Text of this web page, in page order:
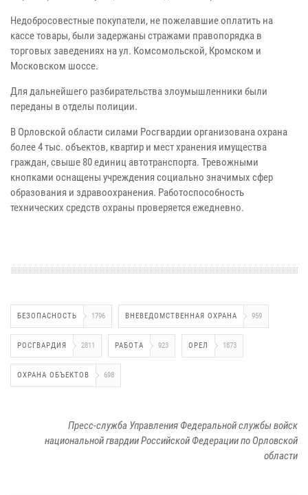
Недобросовестные покупатели, не пожелавшие оплатить на
кассе товары, были задержаны стражами правопорядка в
торговых заведениях на ул. Комсомольской, Кромском и
Московском шоссе.
Для дальнейшего разбирательства злоумышленники были
переданы в отделы полиции.
В Орловской области силами Росгвардии организована охрана
более 4 тыс. объектов, квартир и мест хранения имущества
граждан, свыше 80 единиц автотранспорта. Тревожными
кнопками оснащены учреждения социально значимых сфер
образования и здравоохранения. Работоспособность
технических средств охраны проверяется ежедневно.
БЕЗОПАСНОСТЬ 1796 ВНЕВЕДОМСТВЕННАЯ ОХРАНА 959
РОСГВАРДИЯ 2811 РАБОТА 923 ОРЕЛ 1873
ОХРАНА ОБЪЕКТОВ 698
Пресс-служба Управления Федеральной службы войск
национальной гвардии Российской Федерации по Орловской
области